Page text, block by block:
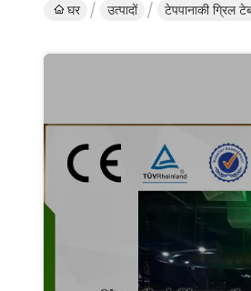
घर उत्पादों टेपपानाकी ग्रिल